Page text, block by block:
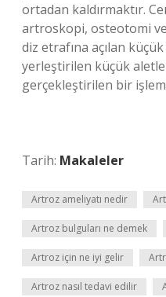
ortadan kaldırmaktır.
artroskopi, osteotomi
diz etrafına açılan
yerleştirilen küçük
gerçekleştirilen bir
Tarih: Makaleler
Artroz ameliyatı nedir
Artroz bulguları ne demek
Artroz için ne iyi gelir
Artroz nasıl tedavi edilir